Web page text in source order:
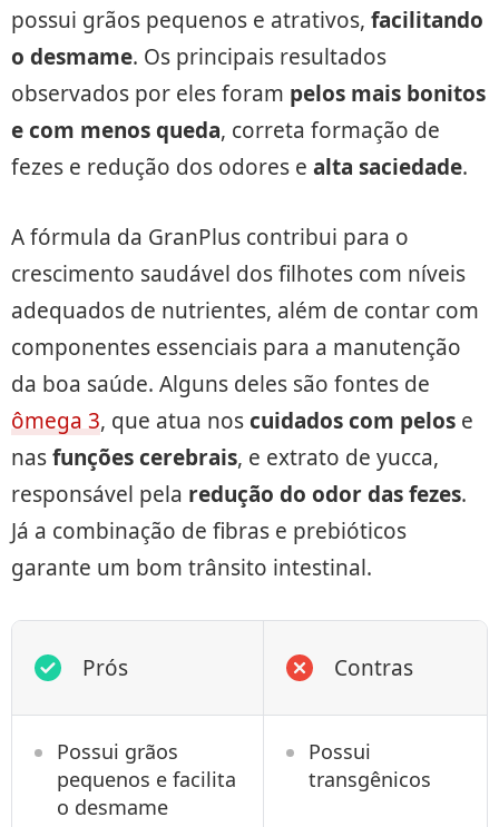
possui grãos pequenos e atrativos, facilitando
o desmame. Os principais resultados
observados por eles foram pelos mais bonitos
e com menos queda, correta formação de
fezes e redução dos odores e alta saciedade.
A fórmula da GranPlus contribui para o
crescimento saudável dos filhotes com níveis
adequados de nutrientes, além de contar com
componentes essenciais para a manutenção
da boa saúde. Alguns deles são fontes de
ômega 3, que atua noscuidados com pelos e
nasfunções cerebrais, e extrato de yucca,
responsável pela redução do odor das fezes.
Já a combinação de fibras e prebióticos
garante um bom trânsito intestinal.
Prós Contras
Possui grãos
pequenos e facilita
o desmame
Possui
transgênicos